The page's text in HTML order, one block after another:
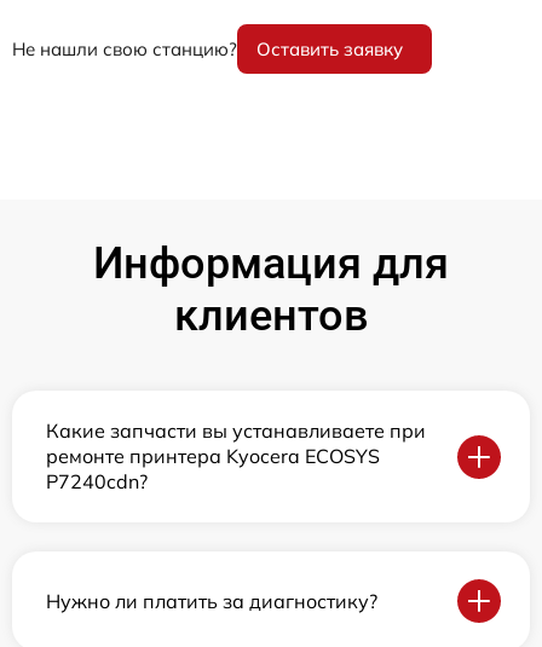
Не нашли свою станцию? Оставить заявку
Информация для
клиентов
Какие запчасти вы устанавливаете при
ремонте принтера Kyocera ECOSYS
P7240cdn?
Нужно ли платить за диагностику?